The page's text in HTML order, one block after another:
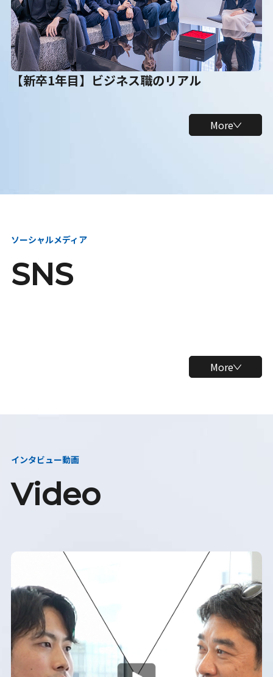
【新卒1年目】ビジネス職のリアル
More
ソーシャルメディア
SNS
More
インタビュー動画
Video